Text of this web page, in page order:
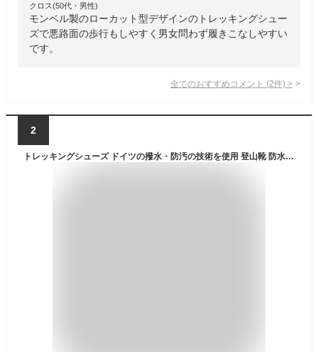
クロス(50代・男性)
モンベル製のローカット型デザインのトレッキングシュー
ズで悪路面の歩行もしやすく男女問わず履きこなしやすい
です。
全てのおすすめコメント (2件) >
2
トレッキングシューズ ドイツの撥水・防汚の技術を使用 登山靴 防水 スニーカー メンズ レディース 靴 シューズ ウォーキングシューズ 登山 アウトドア キャンプ 釣り 革靴 厚底 人気 ランキング レインシューズ ミリタリーブーツ 滑らない靴 LAD WEATHER ラドウェザー